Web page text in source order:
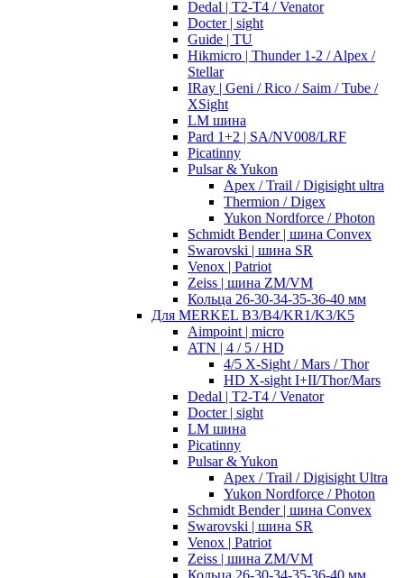
Dedal | T2-T4 / Venator
Docter | sight
Guide | TU
Hikmicro | Thunder 1-2 / Alpex /
Stellar
IRay | Geni / Rico / Saim / Tube /
XSight
LM шина
Pard 1+2 | SA/NV008/LRF
Picatinny
Pulsar & Yukon
Apex / Trail / Digisight ultra
Thermion / Digex
Yukon Nordforce / Photon
Schmidt Bender | шина Convex
Swarovski | шина SR
Venox | Patriot
Zeiss | шина ZM/VM
Кольца 26-30-34-35-36-40 мм
Для MERKEL B3/B4/KR1/K3/K5
Aimpoint | micro
ATN | 4 / 5 / HD
4/5 X-Sight / Mars / Thor
HD X-sight I+II/Thor/Mars
Dedal | T2-T4 / Venator
Docter | sight
LM шина
Picatinny
Pulsar & Yukon
Apex / Trail / Digisight Ultra
Yukon Nordforce / Photon
Schmidt Bender | шина Convex
Swarovski | шина SR
Venox | Patriot
Zeiss | шина ZM/VM
Кольца 26-30-34-35-36-40 мм